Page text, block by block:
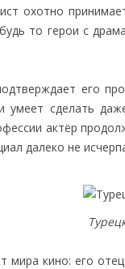
охотно
то герои с
его
сделать
актёр
далеко не
мира кино: его